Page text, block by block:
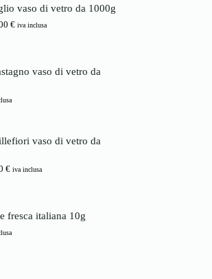
a
d
e
o
a
3
5
a
6
vaso di vetro da 1000g
€F
i
a
z
o
3
iva inclusa
vaso di vetro da
vaso di vetro da
€F
i
d
iva inclusa
fresca italiana 10g